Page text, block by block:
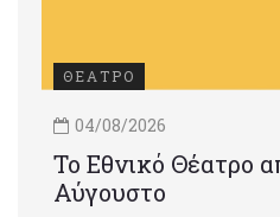
ΘΕΑΤΡΟ
04/08/2026
Το Εθνικό Θέατρο
Αύγουστο